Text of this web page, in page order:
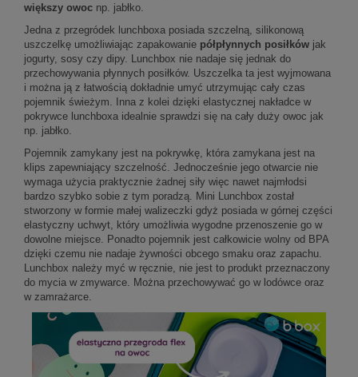
większy owoc np. jabłko.
Jedna z przegródek lunchboxa posiada szczelną, silikonową
uszczelkę umożliwiając zapakowanie półpłynnych posiłków jak
jogurty, sosy czy dipy. Lunchbox nie nadaje się jednak do
przechowywania płynnych posiłków. Uszczelka ta jest wyjmowana
i można ją z łatwością dokładnie umyć utrzymując cały czas
pojemnik świeżym. Inna z kolei dzięki elastycznej nakładce w
pokrywce lunchboxa idealnie sprawdzi się na cały duży owoc jak
np. jabłko.
Pojemnik zamykany jest na pokrywkę, która zamykana jest na
klips zapewniający szczelność. Jednocześnie jego otwarcie nie
wymaga użycia praktycznie żadnej siły więc nawet najmłodsi
bardzo szybko sobie z tym poradzą. Mini Lunchbox został
stworzony w formie małej walizeczki gdyż posiada w górnej części
elastyczny uchwyt, który umożliwia wygodne przenoszenie go w
dowolne miejsce. Ponadto pojemnik jest całkowicie wolny od BPA
dzięki czemu nie nadaje żywności obcego smaku oraz zapachu.
Lunchbox należy myć w ręcznie, nie jest to produkt przeznaczony
do mycia w zmywarce. Można przechowywać go w lodówce oraz
w zamrażarce.